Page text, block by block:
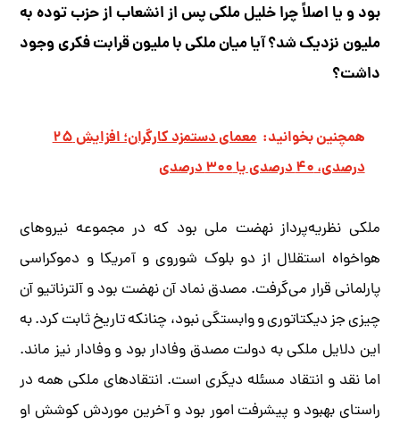
بود و یا اصلاً چرا خلیل ملکی پس از انشعاب از حزب توده به
ملیون نزدیک شد؟ آیا میان ملکی با ملیون قرابت فکری وجود
داشت؟
همچنین بخوانید:
معمای دستمزد کارگران؛ افزایش ۲۵
درصدی، ۴۰ درصدی یا ۳۰۰ درصدی
ملکی نظریه‌پرداز نهضت ملی بود که در مجموعه نیروهای
هواخواه استقلال از دو بلوک شوروی و آمریکا و دموکراسی
پارلمانی قرار می‌گرفت. مصدق نماد آن نهضت بود و آلترناتیو آن
چیزی جز دیکتاتوری و وابستگی نبود، چنانکه تاریخ ثابت کرد. به
این دلایل ملکی به دولت مصدق وفادار بود و وفادار نیز ماند.
اما نقد و انتقاد مسئله دیگری است. انتقادهای ملکی همه در
راستای بهبود و پیشرفت امور بود و آخرین موردش کوشش او